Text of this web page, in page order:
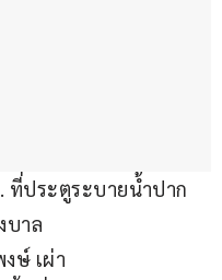
. ที่ประตูระบายน้ำปาก
บาล
ษ์ เผ่า